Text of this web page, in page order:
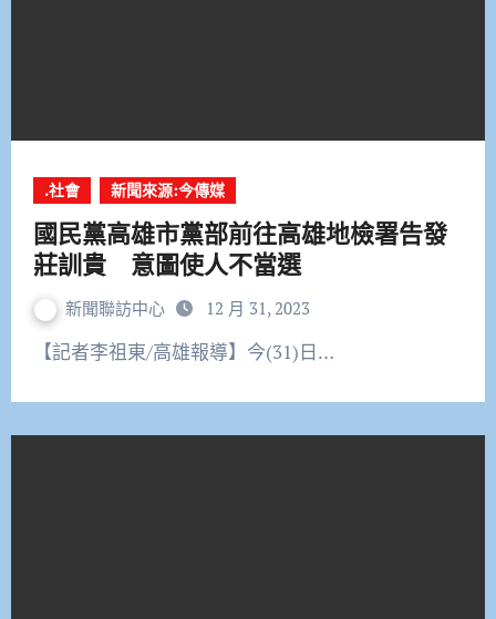
.社會 新聞來源:今傳媒
國民黨高雄市黨部前往高雄地檢署告發
莊訓貴 意圖使人不當選
新聞聯訪中心 12 月 31, 2023
【記者李祖東/高雄報導】今(31)日…